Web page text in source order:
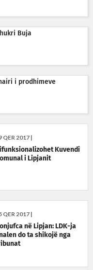
Buja
i prodhimeve
QER 2017 |
Kuvendi
i Lipjanit
QER 2017 |
në Lipjan: LDK-ja
do ta shikojë nga